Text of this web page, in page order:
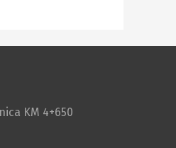
KM 4+650